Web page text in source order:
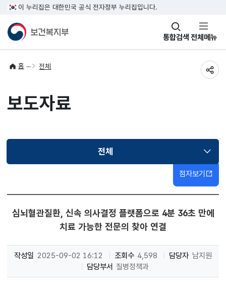
이 누리집은 대한민국 공식 전자정부 누리집입니다.
통합검색
창
열기 전체메뉴
홈 전체
보도자료
전체선택됨
점자보기
심뇌혈관질환, 신속 의사결정 플랫폼으로 4분 36초 만에
치료 가능한 전문의 찾아 연결
작성일 2025-09-02 16:12 조회수 4,598 담당자 남지원
담당부서 질병정책과